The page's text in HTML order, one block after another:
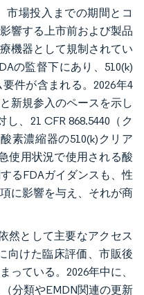
市場投入までの期間とコ
響する上市前および製品
機器として規制されてい
の監督下にあり、510(k)
件が含まれる。2026年4
新規参入のペースを示し
、21 CFR 868.5440（ク
素濃縮器の510(k)クリア
使用状況で使用される酸
るFDAガイダンスも、性
に影響を与え、それが商
然として主要なアクセス
向けた臨床評価、市販後
っている。2026年中に、
分類やEMDN関連の更新